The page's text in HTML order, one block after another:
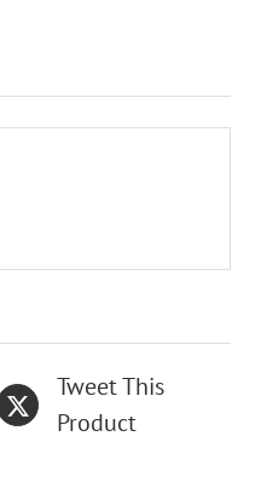
Tweet This
Product